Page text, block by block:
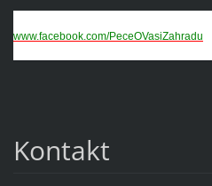
www.facebook.com/PeceOVasiZahradu
Kontakt